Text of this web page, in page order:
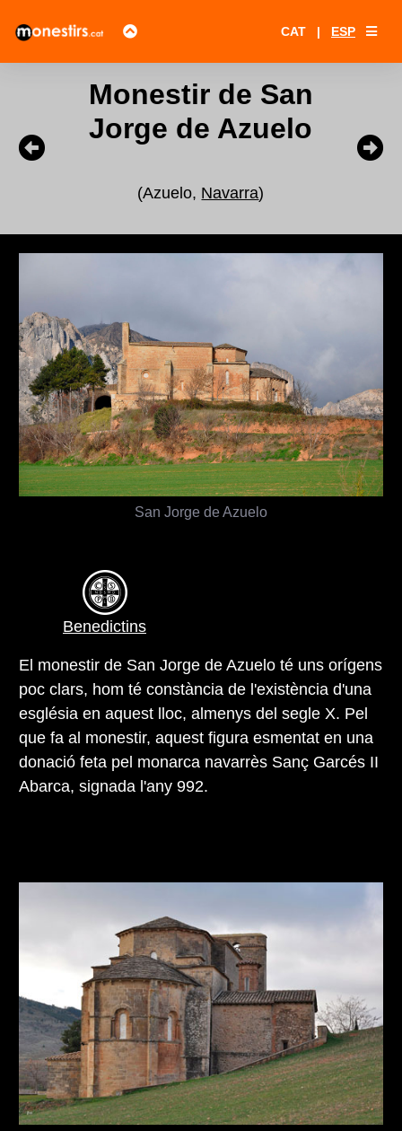
CAT | ESP
Monestir de San
Jorge de Azuelo
(Azuelo, Navarra)
San Jorge de Azuelo
Benedictins
El monestir de San Jorge de Azuelo té uns orígens
poc clars, hom té constància de l'existència d'una
església en aquest lloc, almenys del segle X. Pel
que fa al monestir, aquest figura esmentat en una
donació feta pel monarca navarrès Sanç Garcés II
Abarca, signada l'any 992.